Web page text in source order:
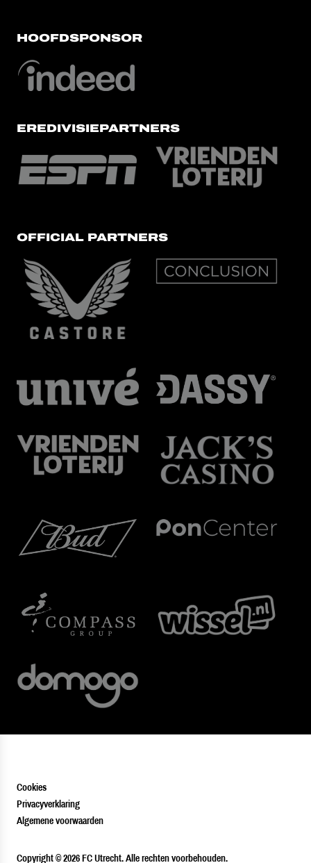
HOOFDSPONSOR
EREDIVISIEPARTNERS
OFFICIAL PARTNERS
Cookies
Privacyverklaring
Algemene voorwaarden
Copyright © 2026 FC Utrecht. Alle rechten voorbehouden.